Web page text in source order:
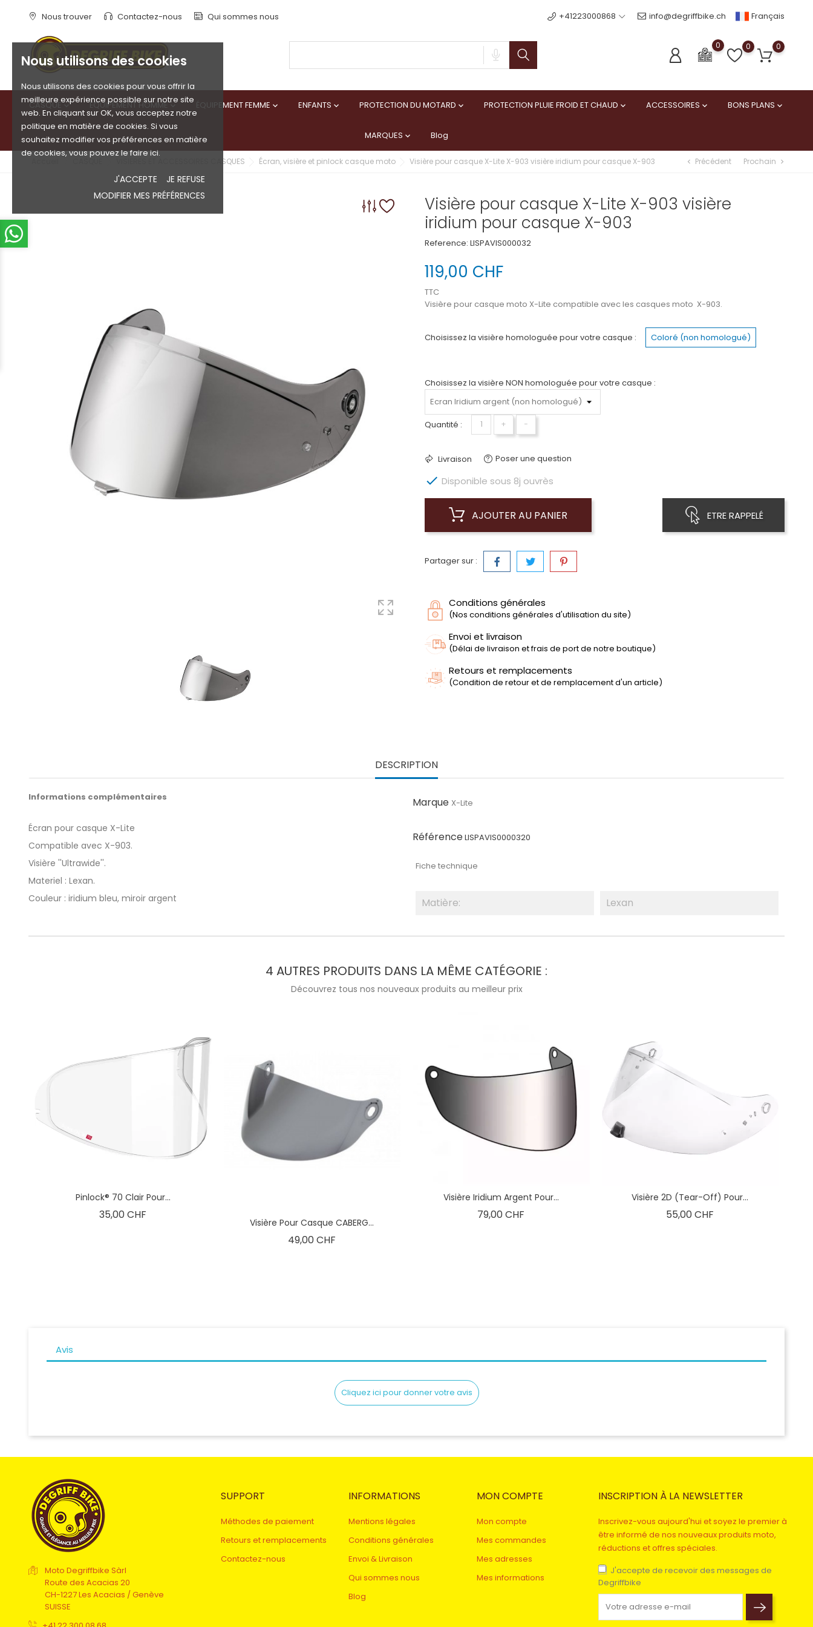
Nous utilisons des cookies
Nous utilisons des cookies pour vous offrir la
meilleure expérience possible sur notre site
web. En cliquant sur OK, vous acceptez notre
politique en matière de cookies. Si vous
souhaitez modifier vos préférences en matière
de cookies, vous pouvez le faire ici.
J'ACCEPTE
JE REFUSE
MODIFIER MES PRÉFÉRENCES
Nous trouver Contactez-nous Qui sommes nous +41223000868 info@degriffbike.ch Français
0 0 0
CASQUE  ÉQUIPEMENT HOMME ÉQUIPEMENT FEMME  ENFANTS  PROTECTION DU MOTARD  PROTECTION PLUIE FROID ET CHAUD  ACCESSOIRES  BONS PLANS 
MARQUES  Blog
VISIERES ET ACCESSOIRES CASQUES Écran, visière et pinlock casque moto Visière pour casque X-Lite X-903 visière iridium pour casque X-903 chevron_left Précédent Prochain chevron_right
Visière pour casque X-Lite X-903 visière
iridium pour casque X-903
Reference: LISPAVIS000032
119,00 CHF
TTC
Visière pour casque moto X-Lite compatible avec les casques moto X-903.
Choisissez la visière homologuée pour votre casque : Coloré (non homologué)
Choisissez la visière NON homologuée pour votre casque :
Quantité : + −
Livraison Poser une question
 Disponible sous 8j ouvrès
AJOUTER AU PANIER ETRE RAPPELÉ
Partager sur :
Conditions générales
(Nos conditions générales d'utilisation du site)
Envoi et livraison
(Délai de livraison et frais de port de notre boutique)
Retours et remplacements
(Condition de retour et de remplacement d'un article)
DESCRIPTION
Informations complémentaires
Écran pour casque X-Lite
Compatible avec X-903.
Visière ''Ultrawide''.
Materiel : Lexan.
Couleur : iridium bleu, miroir argent
Marque X-Lite
RéférenceLISPAVIS0000320
Fiche technique
Matière: Lexan
4 AUTRES PRODUITS DANS LA MÊME CATÉGORIE :
Découvrez tous nos nouveaux produits au meilleur prix
Pinlock® 70 Clair Pour...
35,00 CHF
Visière Pour Casque CABERG...
49,00 CHF
Visière Iridium Argent Pour...
79,00 CHF
Visière 2D (Tear-Off) Pour...
55,00 CHF
Avis
Cliquez ici pour donner votre avis
Moto Degriffbike Sàrl
Route des Acacias 20
CH-1227 Les Acacias / Genève
SUISSE
SUPPORT
Méthodes de paiement
Retours et remplacements
Contactez-nous
INFORMATIONS
Mentions légales
Conditions générales
Envoi & Livraison
Qui sommes nous
Blog
MON COMPTE
Mon compte
Mes commandes
Mes adresses
Mes informations
INSCRIPTION À LA NEWSLETTER
Inscrivez-vous aujourd'hui et soyez le premier à
être informé de nos nouveaux produits moto,
réductions et offres spéciales.
J'accepte de recevoir des messages de
Degriffbike